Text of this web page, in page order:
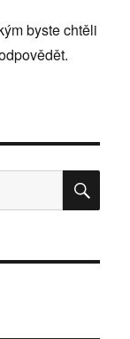
byste chtěli